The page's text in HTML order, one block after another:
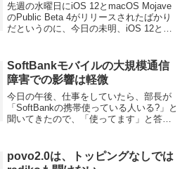
先週の水曜日にiOS 12とmacOS Mojave
のPublic Beta 4がリリースされたばかり
だというのに、今日の未明、iOS 12と
て...
SoftBankモバイルの大規模通信
障害での影響は軽微
今日の午後、仕事をしていたら、部長が
「SoftBankの携帯使っている人いる?」と
聞いてきたので、「使ってます」と答え
ちゃんさんのはどう?」と聞かれた。それ
で初...
povo2.0は、トッピングなしでは